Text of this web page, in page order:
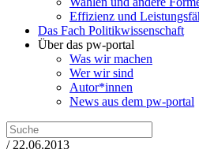
Effizienz und
Das Fach Politikwissenschaft
Über das pw-portal
Was wir machen
Wer wir sind
Autor*innen
News aus dem pw-portal
/ 22.06.2013